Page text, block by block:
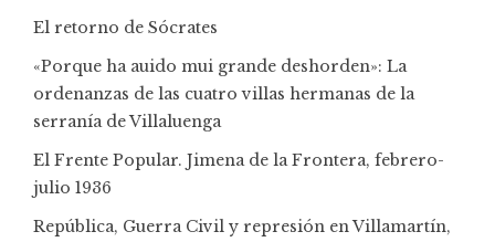
El retorno de Sócrates
«Porque ha auido mui grande deshorden»: La
ordenanzas de las cuatro villas hermanas de la
serranía de Villaluenga
El Frente Popular. Jimena de la Frontera, febrero-
julio 1936
República, Guerra Civil y represión en Villamartín,